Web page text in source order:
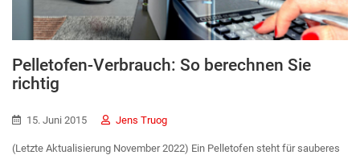
Pelletofen-Verbrauch: So berechnen Sie
richtig
15. Juni 2015 Jens Truog
(Letzte Aktualisierung November 2022) Ein Pelletofen steht für sauberes